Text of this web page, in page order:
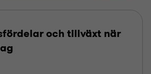
och tillväxt när